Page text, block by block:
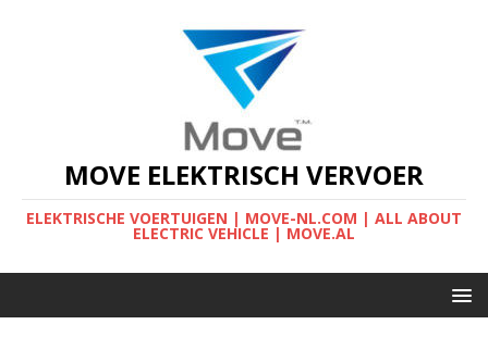
MOVE ELEKTRISCH VERVOER
ELEKTRISCHE VOERTUIGEN | MOVE-NL.COM | ALL ABOUT
ELECTRIC VEHICLE | MOVE.AL